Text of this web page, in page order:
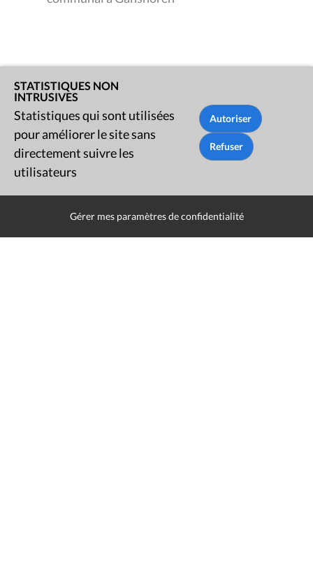
STATISTIQUES NON
INTRUSIVES
Statistiques qui sont utilisées
pour améliorer le site sans
directement suivre les
utilisateurs
Gérer mes paramètres de confidentialité
Rue du Lombard 77
1000 Bruxelles